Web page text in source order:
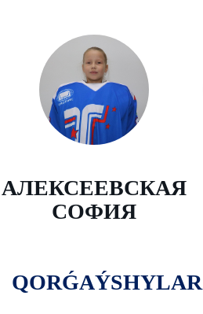
АЛЕКСЕЕВСКАЯ
СОФИЯ
QORǴAÝSHYLAR